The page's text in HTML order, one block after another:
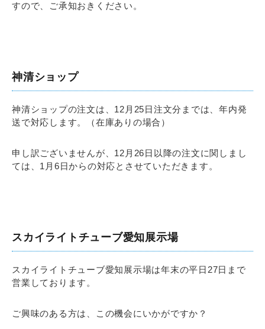
すので、ご承知おきください。
神清ショップ
神清ショップの注文は、12月25日注文分までは、年内発
送で対応します。（在庫ありの場合）
申し訳ございませんが、12月26日以降の注文に関しまし
ては、1月6日からの対応とさせていただきます。
スカイライトチューブ愛知展示場
スカイライトチューブ愛知展示場は年末の平日27日まで
営業しております。
ご興味のある方は、この機会にいかがですか？